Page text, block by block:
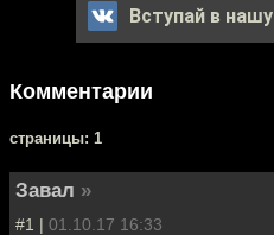
Вступай в нашу
Комментарии
cтраницы: 1
Завал »
#1 | 01.10.17 16:33